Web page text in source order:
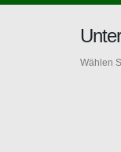
Wählen